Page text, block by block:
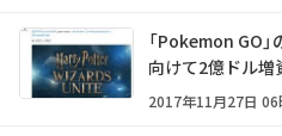
「Pokemon GO
向けて2億ドル増
2017年11月27日